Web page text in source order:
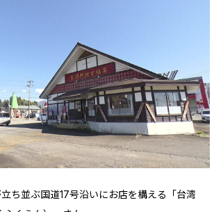
ち並ぶ国道17号沿いにお店を構える「台湾